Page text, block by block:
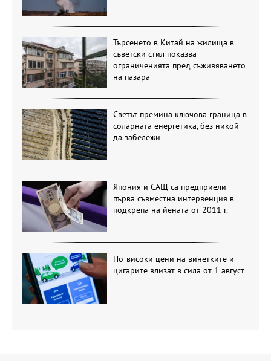
Търсенето в Китай на жилища в
съветски стил показва
ограниченията пред съживяването
на пазара
Светът премина ключова граница в
соларната енергетика, без никой
да забележи
Япония и САЩ са предприели
първа съвместна интервенция в
подкрепа на йената от 2011 г.
По-високи цени на винетките и
цигарите влизат в сила от 1 август